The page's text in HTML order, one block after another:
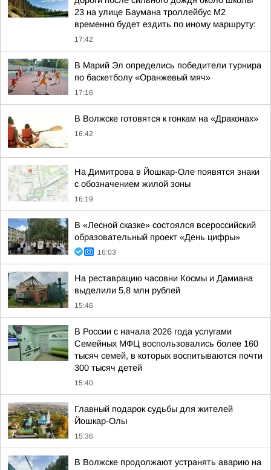
23 на улице Баумана троллейбус М2
временно будет ездить по иному маршруту:
17:42
В Марий Эл определись победители турнира
по баскетболу «Оранжевый мяч»
17:16
В Волжске готовятся к гонкам на «Драконах»
16:42
На Димитрова в Йошкар-Оле появятся знаки
с обозначением жилой зоны
16:19
В «Лесной сказке» состоялся всероссийский
образовательный проект «День цифры»
16:03
На реставрацию часовни Космы и Дамиана
выделили 5,8 млн рублей
15:46
В России с начала 2026 года услугами
Семейных МФЦ воспользовались более 160
тысяч семей, в которых воспитываются почти
300 тысяч детей
15:40
Главный подарок судьбы для жителей
Йошкар-Олы
15:36
В Волжске продолжают устранять аварию на